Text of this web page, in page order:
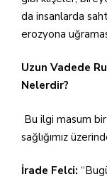
da insanlarda
erozyona
Uzun Vadede
Nelerdir?
Bu ilgi masum
sağlığımız
İrade Felci: